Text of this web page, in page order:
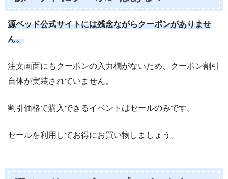
源ベッド公式サイトには残念ながらクーポンがありませ
ん。
注文画面にもクーポンの入力欄がないため、クーポン割引
自体が実装されていません。
割引価格で購入できるイベントはセールのみです。
セールを利用してお得にお買い物しましょう。